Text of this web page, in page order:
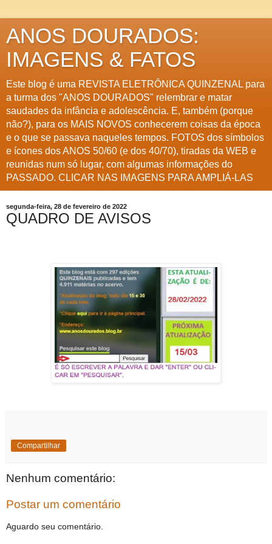
ANOS DOURADOS:
IMAGENS & FATOS
Este blog é uma REVISTA ELETRÔNICA QUINZENAL para
a turma dos "ANOS DOURADOS" relembrar e matar
saudades da infância e adolescência. E, também (porque
não?), para os MAIS NOVOS conhecerem coisas da época
e o que se passava naqueles tempos. FOTOS dos símbolos
e ícones dos ANOS 50/60 (e dos 40/70), tiradas da WEB e
reunidas num só lugar, com algumas informações do
PASSADO. CLICAR NAS IMAGENS PARA AMPLIÁ-LAS
segunda-feira, 28 de fevereiro de 2022
QUADRO DE AVISOS
Compartilhar
Nenhum comentário:
Postar um comentário
Aguardo seu comentário.